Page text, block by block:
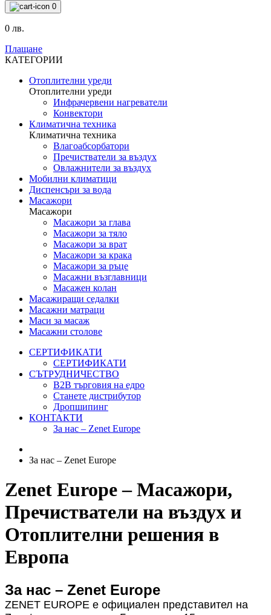
0
0 лв.
Плащане
КАТЕГОРИИ
Отоплителни уреди
Отоплителни уреди
Инфрачервени нагреватели
Конвектори
Климатична техника
Климатична техника
Влагоабсорбатори
Пречистватели за въздух
Овлажнители за въздух
Мобилни климатици
Диспенсъри за вода
Масажори
Масажори
Масажори за глава
Масажори за тяло
Масажори за врат
Масажори за крака
Масажори за ръце
Масажни възглавници
Масажен колан
Масажиращи седалки
Mасажни матраци
Маси за масаж
Масажни столове
СЕРТИФИКАТИ
СЕРТИФИКАТИ
СЪТРУДНИЧЕСТВО
B2B търговия на едро
Станете дистрибутор
Дропшипинг
КОНТАКТИ
За нас – Zenet Europe
За нас – Zenet Europe
Zenet Europe – Масажори,
Пречистватели на въздух и
Отоплителни решения в
Европа
За нас – Zenet Europe
ZENET EUROPE е официален представител на